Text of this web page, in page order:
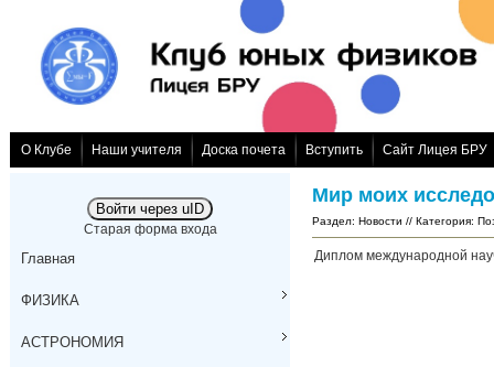
О Клубе Наши учителя Доска почета Вступить Сайт Лицея БРУ
Войти через uID
Старая форма входа
Главная
ФИЗИКА
АСТРОНОМИЯ
Мир моих
Раздел: Новости // Категория:
Диплом международной